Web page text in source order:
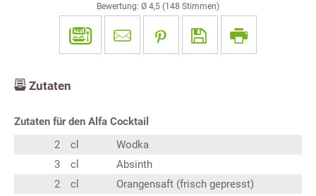
Bewertung: Ø 4,5 (148 Stimmen)
Zutaten
Zutaten für den Alfa Cocktail
2
cl
Wodka
3
cl
Absinth
2
cl
Orangensaft (frisch gepresst)